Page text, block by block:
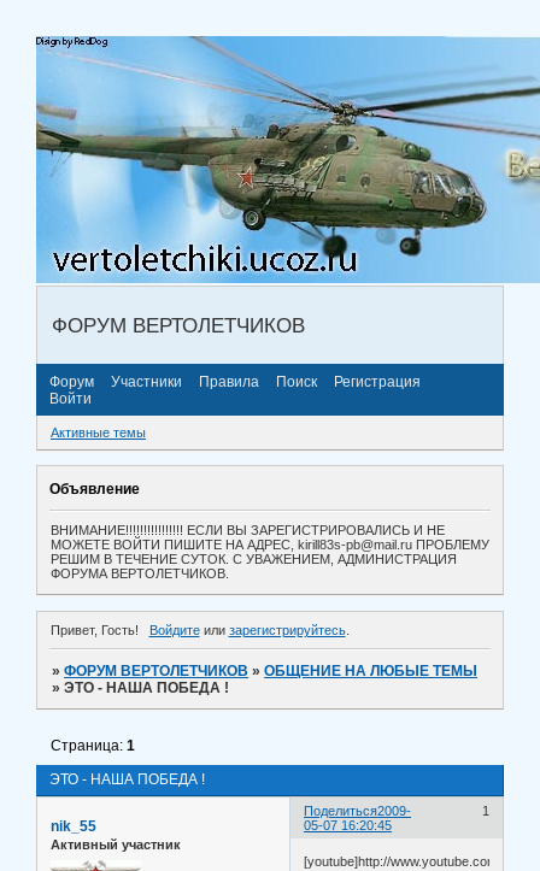
ФОРУМ ВЕРТОЛЕТЧИКОВ
Форум Участники Правила Поиск
Регистрация
Войти
Активные темы
Объявление
ВНИМАНИЕ!!!!!!!!!!!!!!!! ЕСЛИ ВЫ ЗАРЕГИСТРИРОВАЛИСЬ И НЕ
МОЖЕТЕ ВОЙТИ ПИШИТЕ НА АДРЕС, kirill83s-pb@mail.ru ПРОБЛЕМУ
РЕШИМ В ТЕЧЕНИЕ СУТОК. С УВАЖЕНИЕМ, АДМИНИСТРАЦИЯ
ФОРУМА ВЕРТОЛЕТЧИКОВ.
Привет, Гость! Войдитеили зарегистрируйтесь.
»ФОРУМ ВЕРТОЛЕТЧИКОВ »ОБЩЕНИЕ НА ЛЮБЫЕ ТЕМЫ
»ЭТО - НАША ПОБЕДА !
ЭТО - НАША ПОБЕДА !
Страница:1
Поделиться 1
2009-
05-07 16:20:45
nik_55
Активный участник
[youtube]http://www.youtube.com/